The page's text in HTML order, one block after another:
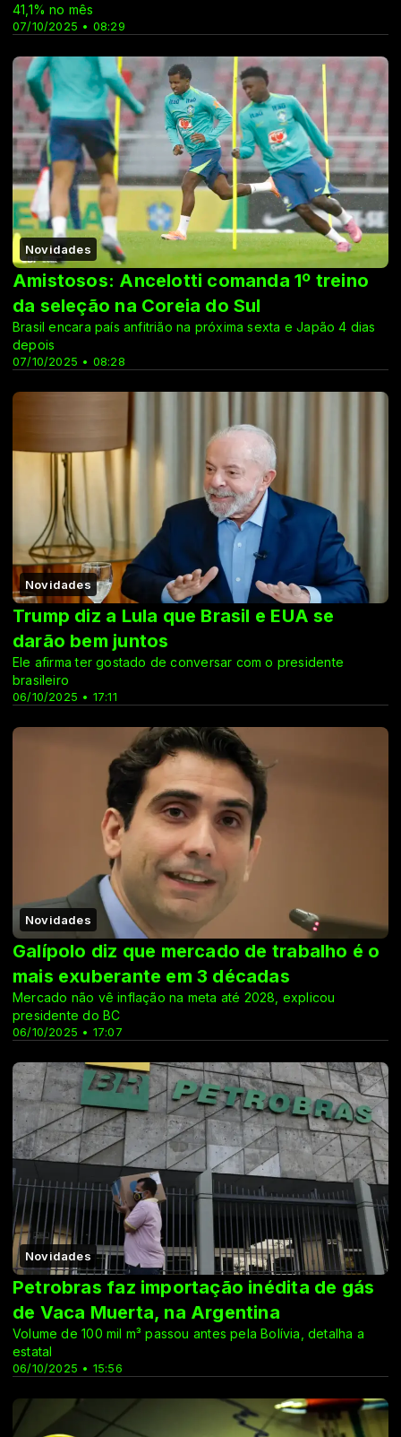
07/10/2025 • 08:29
41,1% no mês
Novidades
07/10/2025 • 08:28
Amistosos: Ancelotti comanda 1º treino
da seleção na Coreia do Sul
Brasil encara país anfitrião na próxima sexta e Japão 4 dias
depois
Novidades
06/10/2025 • 17:11
Trump diz a Lula que Brasil e EUA se
darão bem juntos
Ele afirma ter gostado de conversar com o presidente
brasileiro
Novidades
06/10/2025 • 17:07
Galípolo diz que mercado de trabalho é o
mais exuberante em 3 décadas
Mercado não vê inflação na meta até 2028, explicou
presidente do BC
Novidades
06/10/2025 • 15:56
Petrobras faz importação inédita de gás
de Vaca Muerta, na Argentina
Volume de 100 mil m³ passou antes pela Bolívia, detalha a
estatal